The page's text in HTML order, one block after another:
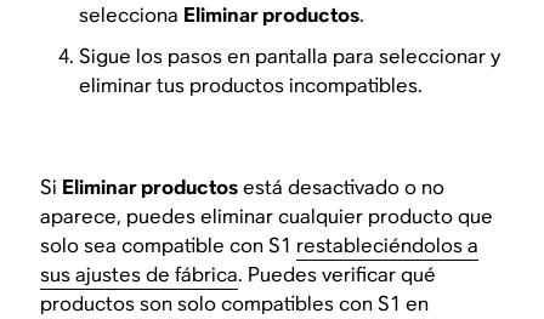
selecciona Eliminar productos.
Sigue los pasos en pantalla para seleccionar y
eliminar tus productos incompatibles.
Si Eliminar productosestá desactivado o no
aparece, puedes eliminar cualquier producto que
solo sea compatible con S1 restableciéndolos a
sus ajustes de fábrica. Puedes verificar qué
productos son solo compatibles con S1 en